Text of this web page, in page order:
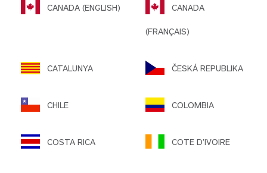
CANADA (ENGLISH) CANADA
(FRANÇAIS)
CATALUNYA ČESKÁ REPUBLIKA
CHILE COLOMBIA
COSTA RICA COTE D’IVOIRE